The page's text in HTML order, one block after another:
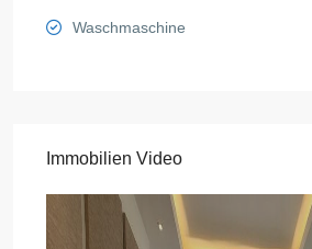
Waschmaschine
Immobilien Video